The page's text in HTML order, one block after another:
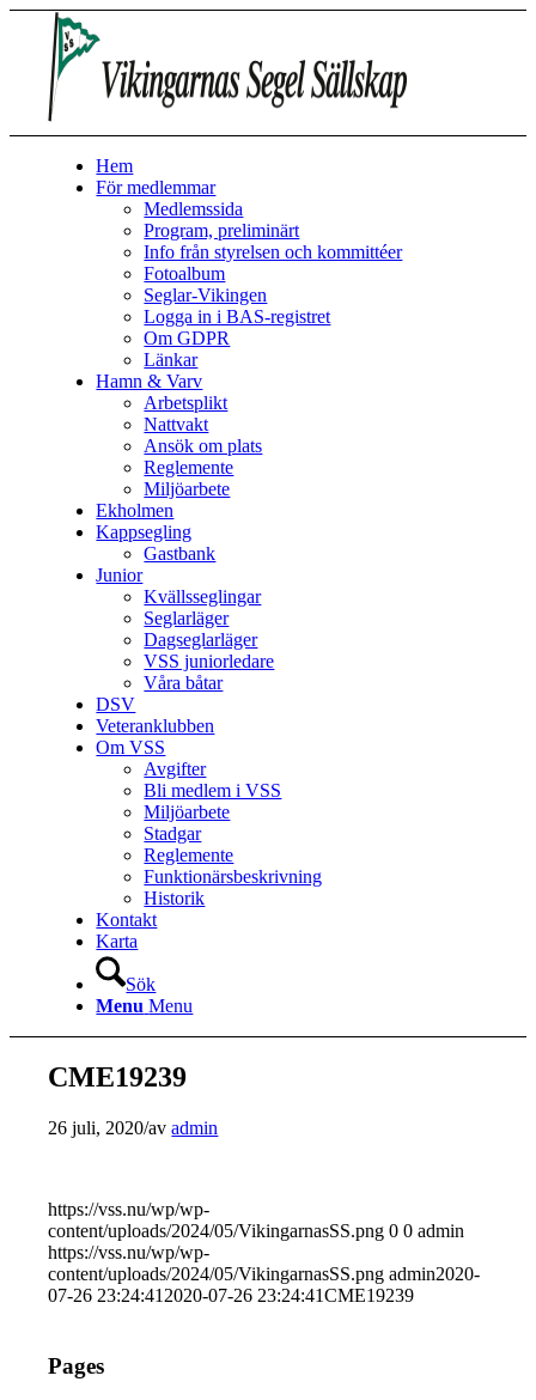
Hem
För medlemmar
Medlemssida
Program, preliminärt
Info från styrelsen och kommittéer
Fotoalbum
Seglar-Vikingen
Logga in i BAS-registret
Om GDPR
Länkar
Hamn & Varv
Arbetsplikt
Nattvakt
Ansök om plats
Reglemente
Miljöarbete
Ekholmen
Kappsegling
Gastbank
Junior
Kvällsseglingar
Seglarläger
Dagseglarläger
VSS juniorledare
Våra båtar
DSV
Veteranklubben
Om VSS
Avgifter
Bli medlem i VSS
Miljöarbete
Stadgar
Reglemente
Funktionärsbeskrivning
Historik
Kontakt
Karta
Sök
Menu Menu
CME19239
26 juli, 2020/avadmin
https://vss.nu/wp/wp-
content/uploads/2024/05/VikingarnasSS.png 0 0 admin
https://vss.nu/wp/wp-
content/uploads/2024/05/VikingarnasSS.png admin2020-
07-26 23:24:41 2020-07-26 23:24:41CME19239
Pages